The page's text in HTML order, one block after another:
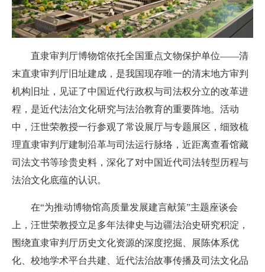
直隶审判厅博物馆依托全国重点文物保护单位——清
末直隶审判厅旧址建成，是我国现存唯一的清末地方审判
机构旧址，见证了中国近代行政权与司法权分立的改革进
程，是近代法治文化研究与法治教育的重要阵地。活动
中，汪世荣教授一行参观了常设展厅与专题展区，细致梳
理直隶审判厅建制沿革与司法运行脉络，近距离查看馆藏
司法文书等珍贵史料，深化了对中国近代司法转型历程与
法治文化底蕴的认识。
在“为推动博物馆高质量发展建言献策”主题座谈会
上，汪世荣教授立足多年法律史与边疆法治史研究积淀，
围绕直隶审判厅历史文化资源的深度挖掘、展陈体系优
化、校地学术平台共建、近代法治故事传播及司法文化品